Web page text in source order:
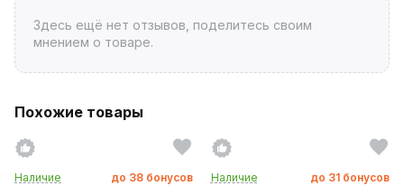
Здесь ещё нет отзывов, поделитесь своим
мнением о товаре.
Похожие товары
Наличие до 38 бонусов
Наличие до 31 бонусов